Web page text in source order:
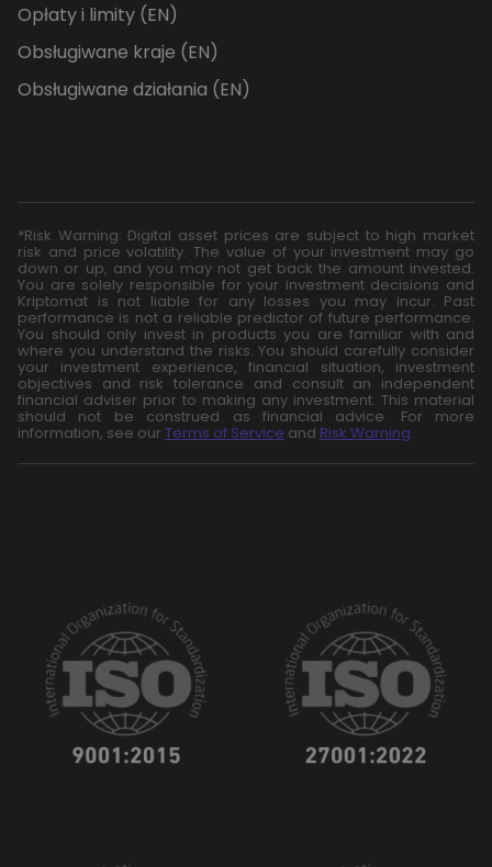
Opłaty i limity (EN)
Obsługiwane kraje (EN)
Obsługiwane działania (EN)
*Risk Warning: Digital asset prices are subject to high market
risk and price volatility. The value of your investment may go
down or up, and you may not get back the amount invested.
You are solely responsible for your investment decisions and
Kriptomat is not liable for any losses you may incur. Past
performance is not a reliable predictor of future performance.
You should only invest in products you are familiar with and
where you understand the risks. You should carefully consider
your investment experience, financial situation, investment
objectives and risk tolerance and consult an independent
financial adviser prior to making any investment. This material
should not be construed as financial advice. For more
information, see our Terms of Service and Risk Warning.